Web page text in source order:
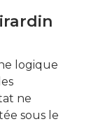
logique
ne
sous le